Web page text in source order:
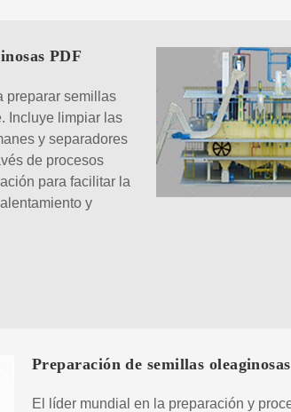
PDF
preparar semillas
Incluye limpiar las
y separadores
de procesos
para facilitar la
y
Preparación de semillas oleaginosas
El líder mundial en la preparación y